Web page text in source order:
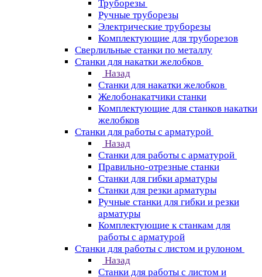
Труборезы
Ручные труборезы
Электрические труборезы
Комплектующие для труборезов
Сверлильные станки по металлу
Станки для накатки желобков
Назад
Станки для накатки желобков
Желобонакатчики станки
Комплектующие для станков накатки
желобков
Станки для работы с арматурой
Назад
Станки для работы с арматурой
Правильно-отрезные станки
Станки для гибки арматуры
Станки для резки арматуры
Ручные станки для гибки и резки
арматуры
Комплектующие к станкам для
работы с арматурой
Станки для работы с листом и рулоном
Назад
Станки для работы с листом и